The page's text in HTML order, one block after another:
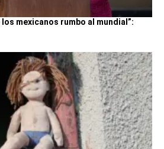
los mexicanos rumbo al mundial”: